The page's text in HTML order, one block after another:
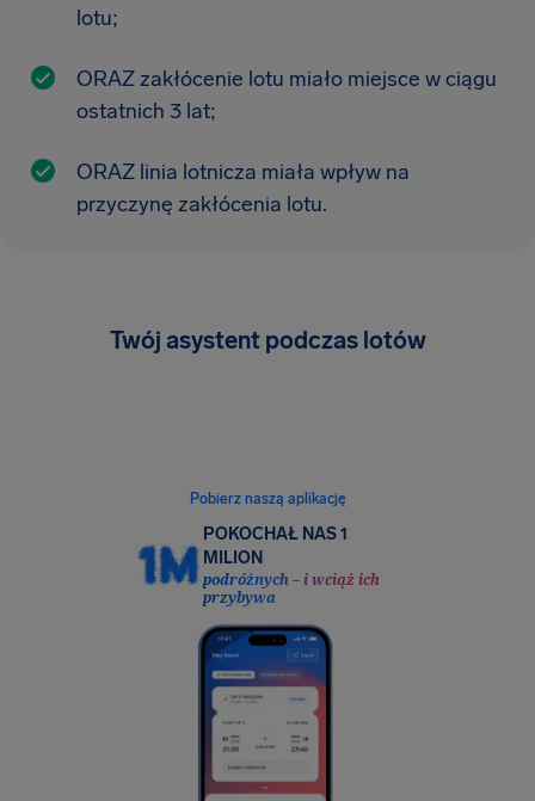
lotu;
ORAZ zakłócenie lotu miało miejsce w ciągu
ostatnich 3 lat;
ORAZ linia lotnicza miała wpływ na
przyczynę zakłócenia lotu.
Twój asystent podczas lotów
Pobierz naszą aplikację
POKOCHAŁ NAS 1
MILION
podróżnych – i wciąż ich
przybywa